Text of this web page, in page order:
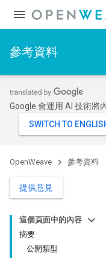
參考資料
Google 會運用 AI 技術將
OpenWeave 參考資料
提供意見
這個頁面中的內容
摘要
公開類型